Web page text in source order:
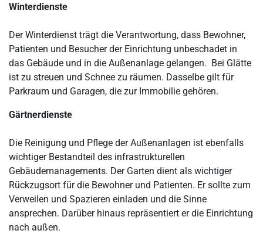
Winterdienste
Der Winterdienst trägt die Verantwortung, dass Bewohner,
Patienten und Besucher der Einrichtung unbeschadet in
das Gebäude und in die Außenanlage gelangen. Bei Glätte
ist zu streuen und Schnee zu räumen. Dasselbe gilt für
Parkraum und Garagen, die zur Immobilie gehören.
Gärtnerdienste
Die Reinigung und Pflege der Außenanlagen ist ebenfalls
wichtiger Bestandteil des infrastrukturellen
Gebäudemanagements. Der Garten dient als wichtiger
Rückzugsort für die Bewohner und Patienten. Er sollte zum
Verweilen und Spazieren einladen und die Sinne
ansprechen. Darüber hinaus repräsentiert er die Einrichtung
nach außen.